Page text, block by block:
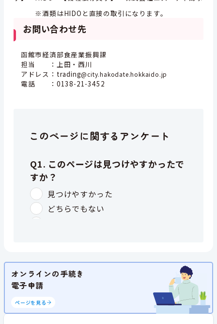
※酒類はHIDOと直接の取引になります。
お問い合わせ先
函館市経済部食産業振興課
担当 ：上田・西川
アドレス：trading@city.hakodate.hokkaido.jp
電話 ：0138-21-3452
このページに関するアンケート
オンラインの手続き
電子申請
ページを見る